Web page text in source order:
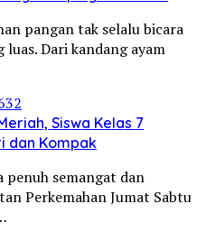
pangan tak selalu bicara
luas. Dari kandang ayam
Siswa Kelas 7
dan Kompak
penuh semangat dan
Perkemahan Jumat Sabtu